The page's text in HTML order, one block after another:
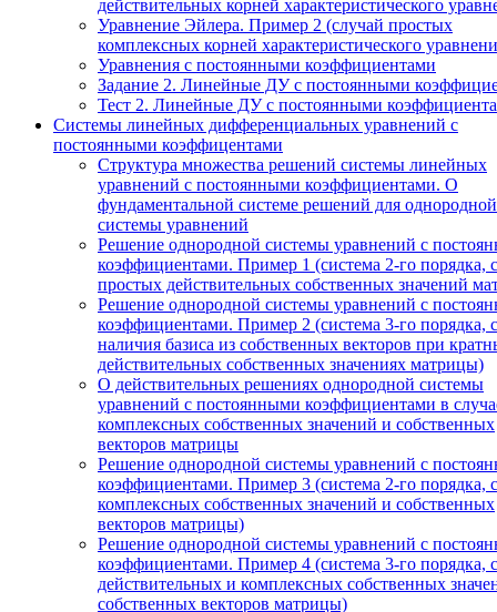
действительных корней характеристического
Уравнение Эйлера. Пример 2 (случай простых
комплексных корней характеристического
Уравнения с постоянными коэффициентами
Задание 2. Линейные ДУ с постоянными
Тест 2. Линейные ДУ с постоянными
Системы линейных дифференциальных уравнений с
постоянными коэффицентами
Структура множества решений системы линейных
уравнений с постоянными коэффициентами. О
фундаментальной системе решений для однородной
системы уравнений
Решение однородной системы уравнений с
коэффициентами. Пример 1 (система 2-го порядка,
простых действительных собственных значений
Решение однородной системы уравнений с
коэффициентами. Пример 2 (система 3-го порядка,
наличия базиса из собственных векторов при
действительных собственных значениях матрицы)
О действительных решениях однородной системы
уравнений с постоянными коэффициентами в
комплексных собственных значений и собственных
векторов матрицы
Решение однородной системы уравнений с
коэффициентами. Пример 3 (система 2-го порядка,
комплексных собственных значений и собственных
векторов матрицы)
Решение однородной системы уравнений с
коэффициентами. Пример 4 (система 3-го порядка,
действительных и комплексных собственных
собственных векторов матрицы)